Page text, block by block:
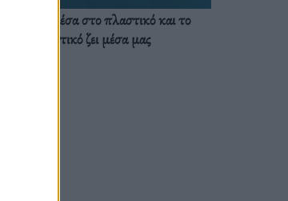
Ζούμε ήδη μέσα στο πλαστικό και το
πλαστικό ζει μέσα μας